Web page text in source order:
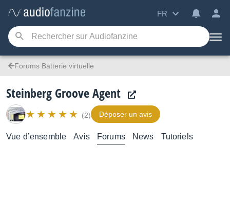
FR
Forums Batterie virtuelle
Steinberg Groove Agent
(2) Déposer un avis
Vue d’ensemble Avis Forums News Tutoriels